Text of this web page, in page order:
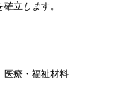
確立 します。
医療・福祉材料